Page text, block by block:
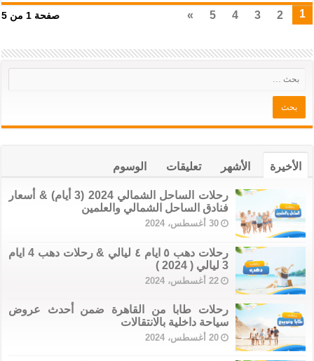
صفحة 1 من 5 1
2
3
4
5
»
الأخيرة الأشهر تعليقات الوسوم
رحلات الساحل الشمالي 2024 (3 أيام) & أسعار
فنادق الساحل الشمالي والعلمين
30 أغسطس، 2024
رحلات دهب ٥ ايام ٤ ليالي & رحلات دهب 4 ايام
3 ليالي ( 2024 )
22 أغسطس، 2024
رحلات طابا من القاهرة ضمن أحدث عروض
سياحة داخلية بالانتقالات
20 أغسطس، 2024